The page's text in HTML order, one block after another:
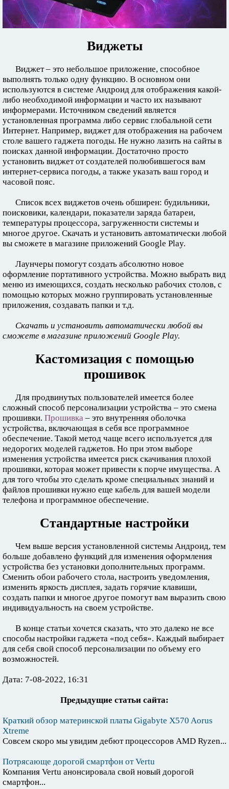
Виджеты
Виджет – это небольшое приложение, способное
выполнять только одну функцию. В основном они
используются в системе Андроид для отображения какой-
либо необходимой информации и часто их называют
информерами. Источником сведений является
установленная программа либо сервис глобальной сети
Интернет. Например, виджет для отображения на рабочем
столе вашего гаджета погоды. Не нужно лазить на сайты в
поисках данной информации. Достаточно просто
установить виджет от создателей полюбившегося вам
интернет-сервиса погоды, а также указать ваш город и
часовой пояс.
Список всех виджетов очень обширен: будильники,
поисковики, календари, показатели заряда батареи,
температуры процессора, загруженности системы и
многое другое. Скачать и установить автоматически любой
вы сможете в магазине приложений Google Play.
Лаунчеры помогут создать абсолютно новое
оформление портативного устройства. Можно выбрать вид
меню из имеющихся, создать несколько рабочих столов, с
помощью которых можно группировать установленные
приложения, создавать папки и т.д.
Скачать и установить автоматически любой вы
сможете в магазине приложений Google Play.
Кастомизация с помощью
прошивок
Для продвинутых пользователей имеется более
сложный способ персонализации устройства – это смена
прошивки. Прошивка – это внутренняя оболочка
устройства, включающая в себя все программное
обеспечение. Такой метод чаще всего используется для
недорогих моделей гаджетов. Но при этом выборе
изменения устройства имеется риск скачивания плохой
прошивки, которая может привести к порче имущества. А
для того чтобы это сделать кроме специальных знаний и
файлов прошивки нужно еще кабель для вашей модели
телефона и программное обеспечение.
Стандартные настройки
Чем выше версия установленной системы Андроид, тем
больше добавлено функций для изменения оформления
устройства без установки дополнительных программ.
Сменить обои рабочего стола, настроить уведомления,
изменить яркость дисплея, задать горячие клавиши,
создать папки и многое другое помогут вам выразить свою
индивидуальность на своем устройстве.
В конце статьи хочется сказать, что это далеко не все
способы настройки гаджета «под себя». Каждый выбирает
для себя свой способ персонализации по объему его
возможностей.
Дата: 7-08-2022, 16:31
Предыдущие статьи сайта:
Краткий обзор материнской платы Gigabyte X570 Aorus
Xtreme
Совсем скоро мы увидим дебют процессоров AMD Ryzen...
Потрясающе дорогой смартфон от Vertu
Компания Vertu анонсировала свой новый дорогой
смартфон...